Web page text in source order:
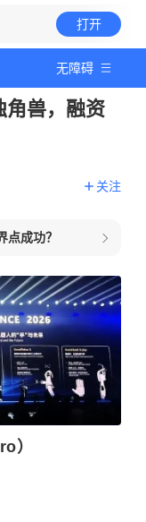
打开
无障碍
角兽，融资
关注
成功？
）